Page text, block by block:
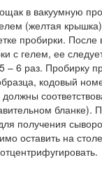
в вакуумную
(желтая
пробирки. После
с гелем, ее
– 6 раз. Пробирку
кодовый
бланке).
получения
оставить на